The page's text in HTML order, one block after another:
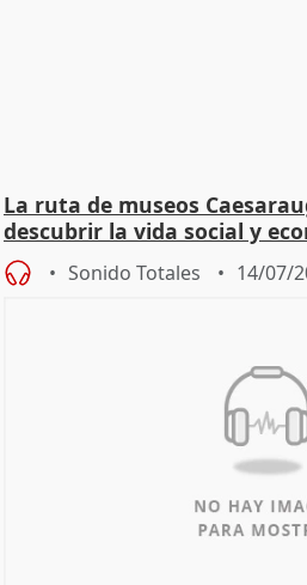
La ruta de museos
descubrir la vida social y
Zaragoza ro
Sonido Totales 14/07/